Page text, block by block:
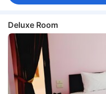
Deluxe Room